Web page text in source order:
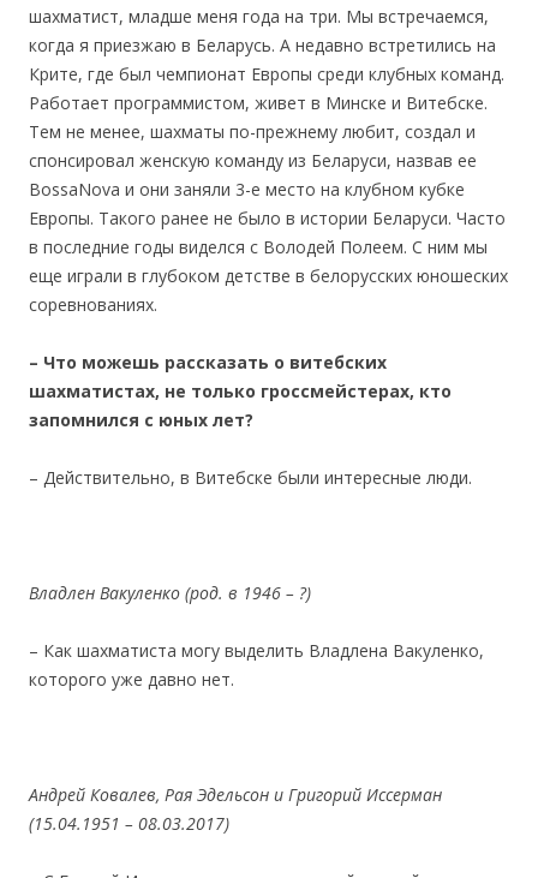
шахматист, младше меня года на три. Мы встречаемся,
когда я приезжаю в Беларусь. А недавно встретились на
Крите, где был чемпионат Европы среди клубных команд.
Работает программистом, живет в Минске и Витебске.
Тем не менее, шахматы по-прежнему любит, создал и
спонсировал женскую команду из Беларуси, назвав ее
BossaNova и они заняли 3-е место на клубном кубке
Европы. Такого ранее не было в истории Беларуси. Часто
в последние годы виделся с Володей Полеем. С ним мы
еще играли в глубоком детстве в белорусских юношеских
соревнованиях.
– Что можешь рассказать о витебских
шахматистах, не только гроссмейстерах, кто
запомнился с юных лет?
– Действительно, в Витебске были интересные люди.
Владлен Вакуленко (род. в 1946 – ?)
– Как шахматиста могу выделить Владлена Вакуленко,
которого уже давно нет.
Андрей Ковалев, Рая Эдельсон и Григорий Иссерман
(15.04.1951 – 08.03.2017)